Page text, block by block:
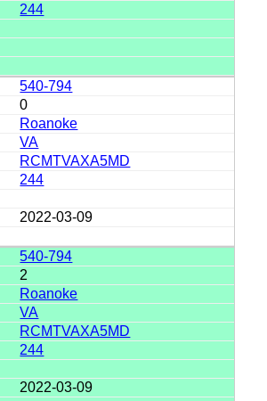
244
540-794
0
Roanoke
VA
RCMTVAXA5MD
244
2022-03-09
540-794
2
Roanoke
VA
RCMTVAXA5MD
244
2022-03-09